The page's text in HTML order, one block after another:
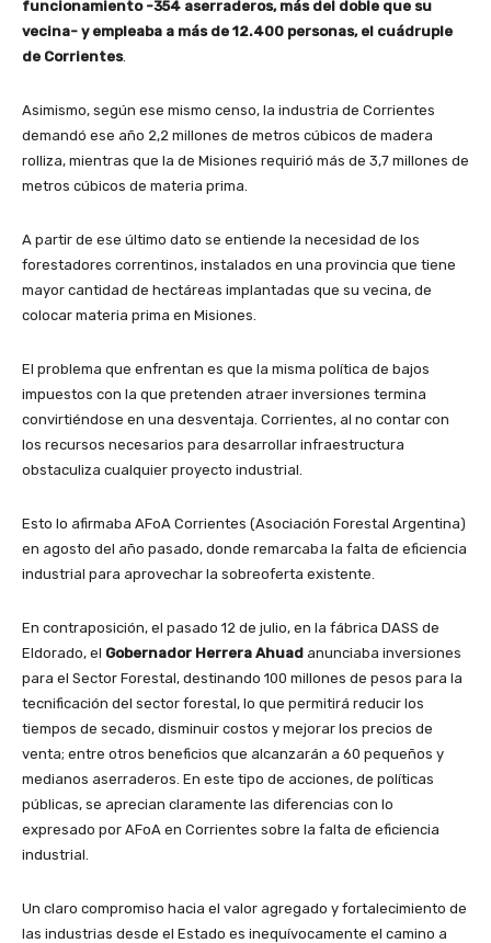
funcionamiento -354 aserraderos, más del doble que su
vecina- y empleaba a más de 12.400 personas, el cuádruple
de Corrientes.
Asimismo, según ese mismo censo, la industria de Corrientes
demandó ese año 2,2 millones de metros cúbicos de madera
rolliza, mientras que la de Misiones requirió más de 3,7 millones de
metros cúbicos de materia prima.
A partir de ese último dato se entiende la necesidad de los
forestadores correntinos, instalados en una provincia que tiene
mayor cantidad de hectáreas implantadas que su vecina, de
colocar materia prima en Misiones.
El problema que enfrentan es que la misma política de bajos
impuestos con la que pretenden atraer inversiones termina
convirtiéndose en una desventaja. Corrientes, al no contar con
los recursos necesarios para desarrollar infraestructura
obstaculiza cualquier proyecto industrial.
Esto lo afirmaba AFoA Corrientes (Asociación Forestal Argentina)
en agosto del año pasado, donde remarcaba la falta de eficiencia
industrial para aprovechar la sobreoferta existente.
En contraposición, el pasado 12 de julio, en la fábrica DASS de
Eldorado, el Gobernador Herrera Ahuad anunciaba inversiones
para el Sector Forestal, destinando 100 millones de pesos para la
tecnificación del sector forestal, lo que permitirá reducir los
tiempos de secado, disminuir costos y mejorar los precios de
venta; entre otros beneficios que alcanzarán a 60 pequeños y
medianos aserraderos. En este tipo de acciones, de políticas
públicas, se aprecian claramente las diferencias con lo
expresado por AFoA en Corrientes sobre la falta de eficiencia
industrial.
Un claro compromiso hacia el valor agregado y fortalecimiento de
las industrias desde el Estado es inequívocamente el camino a